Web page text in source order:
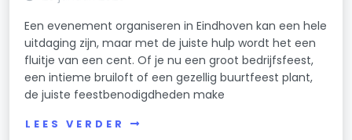
Een evenement organiseren in Eindhoven kan een hele
uitdaging zijn, maar met de juiste hulp wordt het een
fluitje van een cent. Of je nu een groot bedrijfsfeest,
een intieme bruiloft of een gezellig buurtfeest plant,
de juiste feestbenodigdheden make
LEES VERDER